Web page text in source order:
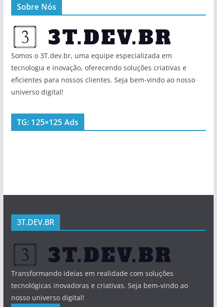
Sobre Nós
Somos o 3T.dev.br, uma equipe especializada em
tecnologia e inovação, oferecendo soluções criativas e
eficientes para nossos clientes. Seja bem-vindo ao nosso
universo digital!
TG: 125×125 Ads
3T.DEV.BR
Transformando ideias em realidade com soluções
tecnológicas inovadoras e criativas. Seja bem-vindo ao
nosso universo digital!